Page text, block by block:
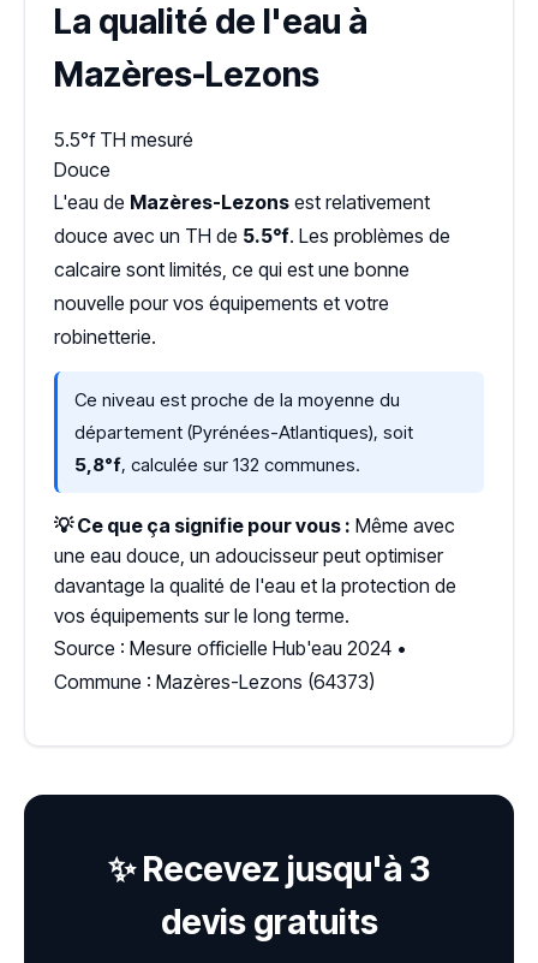
La qualité de l'eau à
Mazères-Lezons
5.5°f TH mesuré
Douce
L'eau de Mazères-Lezons est relativement
douce avec un TH de 5.5°f. Les problèmes de
calcaire sont limités, ce qui est une bonne
nouvelle pour vos équipements et votre
robinetterie.
Ce niveau est proche de la moyenne du
département (Pyrénées-Atlantiques), soit
5,8°f, calculée sur 132 communes.
💡 Ce que ça signifie pour vous : Même avec
une eau douce, un adoucisseur peut optimiser
davantage la qualité de l'eau et la protection de
vos équipements sur le long terme.
Source : Mesure officielle Hub'eau 2024 •
Commune : Mazères-Lezons (64373)
✨ Recevez jusqu'à 3
devis gratuits